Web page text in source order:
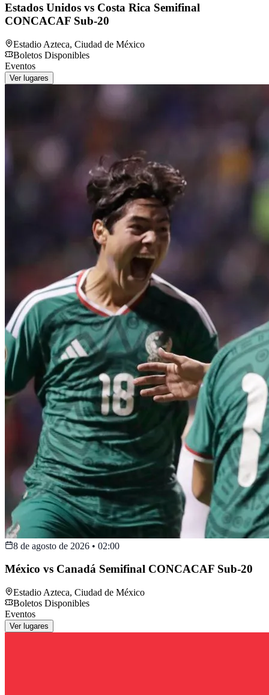
Estados Unidos vs Costa Rica Semifinal
CONCACAF Sub-20
Estadio Azteca, Ciudad de México
Boletos Disponibles
Eventos
Ver lugares
8 de agosto de 2026 • 02:00
México vs Canadá Semifinal CONCACAF Sub-20
Estadio Azteca, Ciudad de México
Boletos Disponibles
Eventos
Ver lugares